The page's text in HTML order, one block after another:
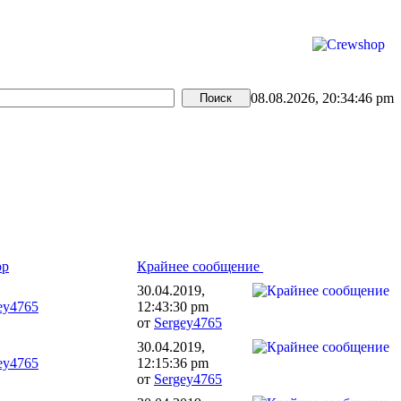
08.08.2026, 20:34:46 pm
Крайнее сообщение
30.04.2019,
12:43:30 pm
от Sergey4765
30.04.2019,
12:15:36 pm
от Sergey4765